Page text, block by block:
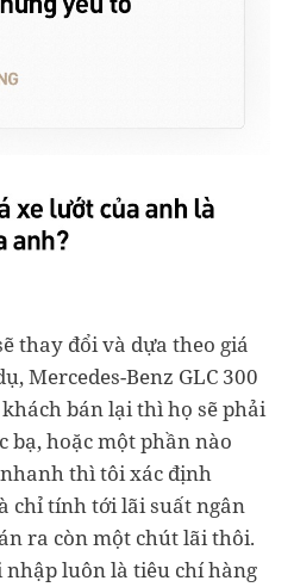
thay đổi và dựa theo giá
Mercedes-Benz GLC 300
bán lại thì họ sẽ phải
bạ, hoặc một phần nào
thì tôi xác định
chỉ tính tới lãi suất ngân
ra còn một chút lãi thôi.
nhập luôn là tiêu chí hàng